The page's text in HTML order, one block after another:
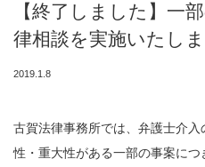
【終了しました】一
律相談を実施いたしま
2019.1.8
古賀法律事務所では、弁護士介
性・重大性がある一部の事案に